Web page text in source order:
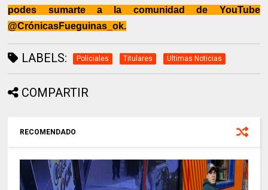
podes sumarte a la comunidad de YouTube
@CrónicasFueguinas_ok.
LABELS: Policiales Titulares Ultimas Noticias
COMPARTIR
RECOMENDADO